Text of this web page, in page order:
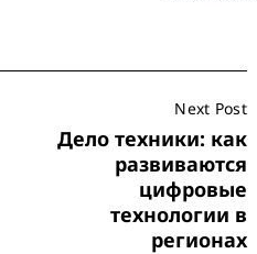
Next Post
Дело техники: как
развиваются
цифровые
технологии в
регионах